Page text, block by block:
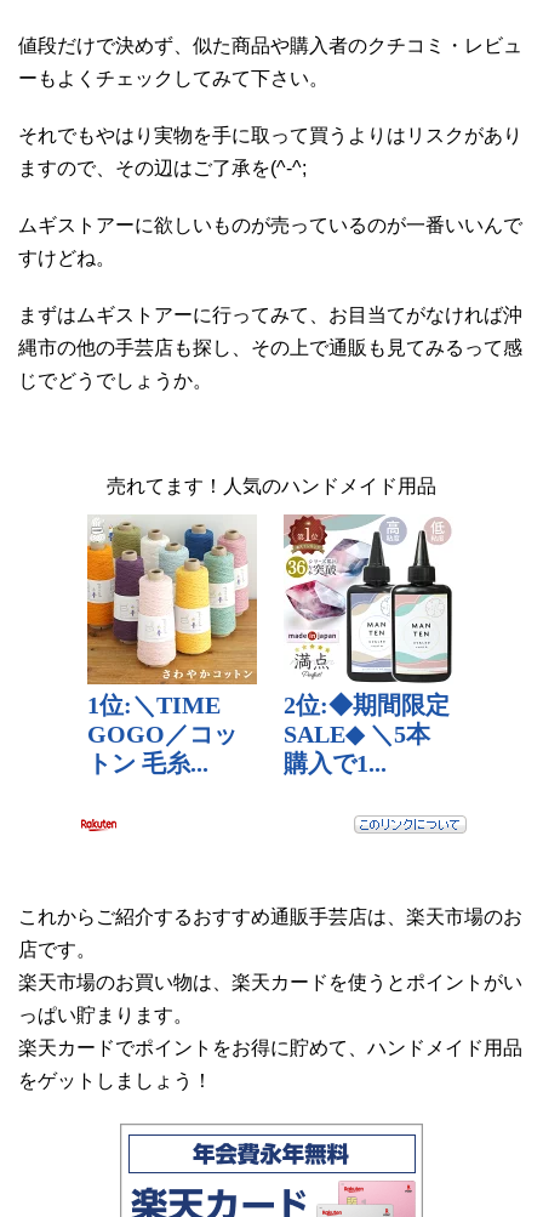
値段だけで決めず、似た商品や購入者のクチコミ・レビュ
ーもよくチェックしてみて下さい。
それでもやはり実物を手に取って買うよりはリスクがあり
ますので、その辺はご了承を(^-^;
ムギストアーに欲しいものが売っているのが一番いいんで
すけどね。
まずはムギストアーに行ってみて、お目当てがなければ沖
縄市の他の手芸店も探し、その上で通販も見てみるって感
じでどうでしょうか。
売れてます！人気のハンドメイド用品
これからご紹介するおすすめ通販手芸店は、楽天市場のお
店です。
楽天市場のお買い物は、楽天カードを使うとポイントがい
っぱい貯まります。
楽天カードでポイントをお得に貯めて、ハンドメイド用品
をゲットしましょう！